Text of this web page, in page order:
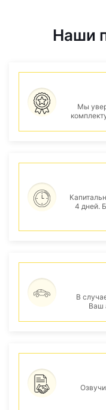
Наши
Мы
4 дней.
В
Ваш